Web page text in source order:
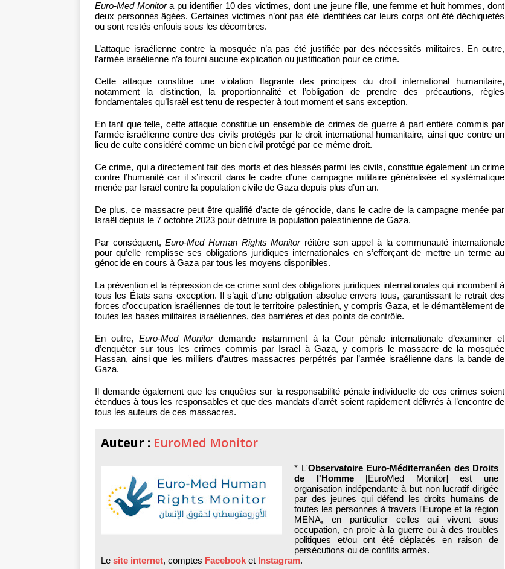
Euro-Med Monitora pu identifier 10 des victimes, dont une jeune fille, une femme et huit hommes, dont
deux personnes âgées. Certaines victimes n’ont pas été identifiées car leurs corps ont été déchiquetés
ou sont restés enfouis sous les décombres.
L’attaque israélienne contre la mosquée n’a pas été justifiée par des nécessités militaires. En outre,
l’armée israélienne n’a fourni aucune explication ou justification pour ce crime.
Cette attaque constitue une violation flagrante des principes du droit international humanitaire,
notamment la distinction, la proportionnalité et l’obligation de prendre des précautions, règles
fondamentales qu’Israël est tenu de respecter à tout moment et sans exception.
En tant que telle, cette attaque constitue un ensemble de crimes de guerre à part entière commis par
l’armée israélienne contre des civils protégés par le droit international humanitaire, ainsi que contre un
lieu de culte considéré comme un bien civil protégé par ce même droit.
Ce crime, qui a directement fait des morts et des blessés parmi les civils, constitue également un crime
contre l’humanité car il s’inscrit dans le cadre d’une campagne militaire généralisée et systématique
menée par Israël contre la population civile de Gaza depuis plus d’un an.
De plus, ce massacre peut être qualifié d’acte de génocide, dans le cadre de la campagne menée par
Israël depuis le 7 octobre 2023 pour détruire la population palestinienne de Gaza.
Par conséquent,Euro-Med Human Rights Monitorréitère son appel à la communauté internationale
pour qu’elle remplisse ses obligations juridiques internationales en s’efforçant de mettre un terme au
génocide en cours à Gaza par tous les moyens disponibles.
La prévention et la répression de ce crime sont des obligations juridiques internationales qui incombent à
tous les États sans exception. Il s’agit d’une obligation absolue envers tous, garantissant le retrait des
forces d’occupation israéliennes de tout le territoire palestinien, y compris Gaza, et le démantèlement de
toutes les bases militaires israéliennes, des barrières et des points de contrôle.
En outre, Euro-Med Monitordemande instamment à la Cour pénale internationale d’examiner et
d’enquêter sur tous les crimes commis par Israël à Gaza, y compris le massacre de la mosquée
Hassan, ainsi que les milliers d’autres massacres perpétrés par l’armée israélienne dans la bande de
Gaza.
Il demande également que les enquêtes sur la responsabilité pénale individuelle de ces crimes soient
étendues à tous les responsables et que des mandats d’arrêt soient rapidement délivrés à l’encontre de
tous les auteurs de ces massacres.
Auteur : EuroMed Monitor
* L'Observatoire Euro-Méditerranéen des Droits
de l'Homme[EuroMed Monitor] est une
organisation indépendante à but non lucratif dirigée
par des jeunes qui défend les droits humains de
toutes les personnes à travers l'Europe et la région
MENA, en particulier celles qui vivent sous
occupation, en proie à la guerre ou à des troubles
politiques et/ou ont été déplacés en raison de
persécutions ou de conflits armés.
Le site internet, comptes Facebook et Instagram.